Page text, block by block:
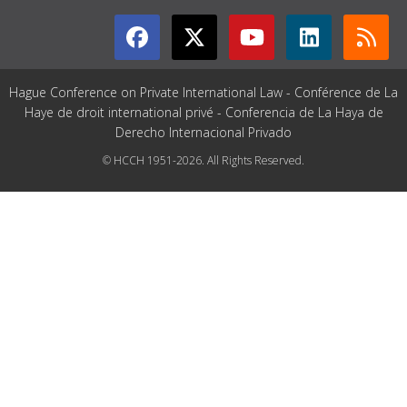
Hague Conference on Private International Law - Conférence de La
Haye de droit international privé - Conferencia de La Haya de
Derecho Internacional Privado
© HCCH 1951-2026. All Rights Reserved.